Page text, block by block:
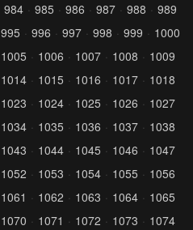
984 985 986 987 988
989
995 996 997 998 999
1000
1005 1006 1007 1008
1009
1014 1015 1016 1017
1018
1023 1024 1025 1026
1027
1034 1035 1036 1037
1038
1043 1044 1045 1046
1047
1052 1053 1054 1055
1056
1061 1062 1063 1064
1065
1070 1071 1072 1073
1074